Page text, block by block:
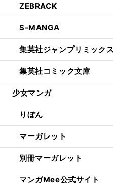
ZEBRACK
S-MANGA
集英社ジャンプリミックス
集英社コミック文庫
少女マンガ
りぼん
マーガレット
別冊マーガレット
マンガMee公式サイト